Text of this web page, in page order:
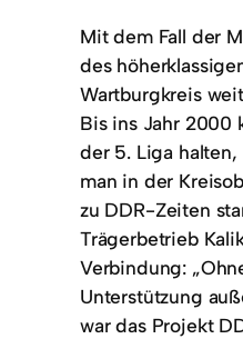
Mit dem Fall der
des
Wartburgkreis
Bis ins Jahr 2000
der 5. Liga
man in der
zu DDR-Zeiten
Trägerbetrieb
Verbindung:
Unterstützung
war das Projekt